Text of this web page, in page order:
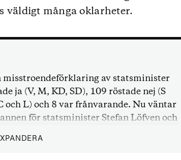
väldigt många oklarheter.
misstroendeförklaring av statsminister
ja (V, M, KD, SD), 109 röstade nej (S
och L) och 8 var frånvarande. Nu väntar
för statsminister Stefan Löfven och